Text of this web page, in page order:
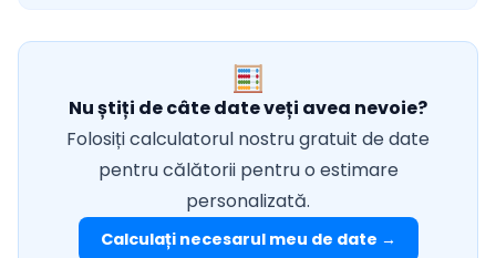
Nu știți de câte date veți avea nevoie?
Folosiți calculatorul nostru gratuit de date
pentru călătorii pentru o estimare
personalizată.
Calculați necesarul meu de date →